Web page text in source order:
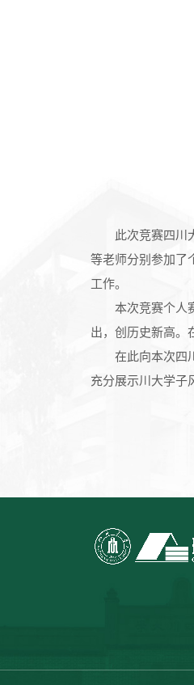
此次竞赛四川
等老师分别参加了
工作。
本次竞赛个人
出，创历史新高。
在此向本次四
充分展示川大学子